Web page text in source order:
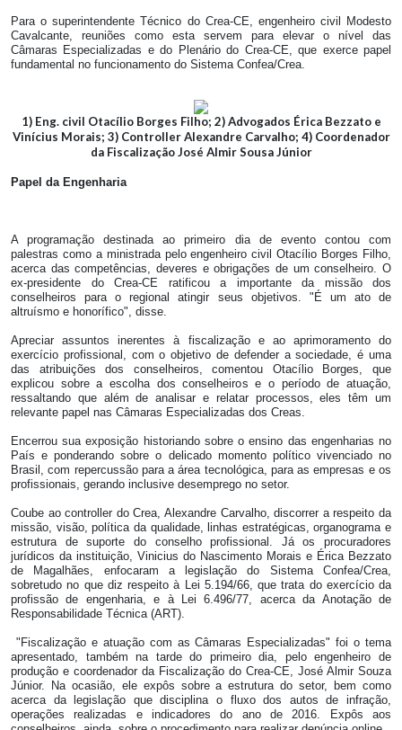
Para o superintendente Técnico do Crea-CE, engenheiro civil Modesto
Cavalcante, reuniões como esta servem para elevar o nível das
Câmaras Especializadas e do Plenário do Crea-CE, que exerce papel
fundamental no funcionamento do Sistema Confea/Crea.
1) Eng. civil Otacílio Borges Filho; 2) Advogados Érica Bezzato e
Vinícius Morais; 3) Controller Alexandre Carvalho; 4) Coordenador
da Fiscalização José Almir Sousa Júnior
Papel da Engenharia
A programação destinada ao primeiro dia de evento contou com
palestras como a ministrada pelo engenheiro civil Otacílio Borges Filho,
acerca das competências, deveres e obrigações de um conselheiro. O
ex-presidente do Crea-CE ratificou a importante da missão dos
conselheiros para o regional atingir seus objetivos. "É um ato de
altruísmo e honorífico", disse.
Apreciar assuntos inerentes à fiscalização e ao aprimoramento do
exercício profissional, com o objetivo de defender a sociedade, é uma
das atribuições dos conselheiros, comentou Otacílio Borges, que
explicou sobre a escolha dos conselheiros e o período de atuação,
ressaltando que além de analisar e relatar processos, eles têm um
relevante papel nas Câmaras Especializadas dos Creas.
Encerrou sua exposição historiando sobre o ensino das engenharias no
País e ponderando sobre o delicado momento político vivenciado no
Brasil, com repercussão para a área tecnológica, para as empresas e os
profissionais, gerando inclusive desemprego no setor.
Coube ao controller do Crea, Alexandre Carvalho, discorrer a respeito da
missão, visão, política da qualidade, linhas estratégicas, organograma e
estrutura de suporte do conselho profissional. Já os procuradores
jurídicos da instituição, Vinicius do Nascimento Morais e Érica Bezzato
de Magalhães, enfocaram a legislação do Sistema Confea/Crea,
sobretudo no que diz respeito à Lei 5.194/66, que trata do exercício da
profissão de engenharia, e à Lei 6.496/77, acerca da Anotação de
Responsabilidade Técnica (ART).
"Fiscalização e atuação com as Câmaras Especializadas" foi o tema
apresentado, também na tarde do primeiro dia, pelo engenheiro de
produção e coordenador da Fiscalização do Crea-CE, José Almir Souza
Júnior. Na ocasião, ele expôs sobre a estrutura do setor, bem como
acerca da legislação que disciplina o fluxo dos autos de infração,
operações realizadas e indicadores do ano de 2016. Expôs aos